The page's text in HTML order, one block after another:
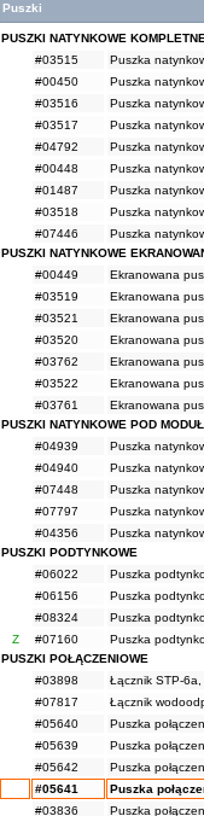
Puszki
PUSZKI NATYNKOWE
#03515
Puszka
#00450
Puszka
#03516
Puszka
#03517
Puszka
#04792
Puszka
#00448
Puszka
#01487
Puszka
#03518
Puszka
#07446
Puszka
PUSZKI NATYNKOWE
#00449
Ekranowana
#03519
Ekranowana
#03521
Ekranowana
#03520
Ekranowana
#03762
Ekranowana
#03522
Ekranowana
#03761
Ekranowana
PUSZKI NATYNKOWE POD
#04939
Puszka
#04940
Puszka
#07448
Puszka
#07797
Puszka
#04356
Puszka
PUSZKI PODTYNKOWE
#06022
Puszka
#06156
Puszka
#08324
Puszka
Z
#07160 Puszka
PUSZKI POŁĄCZENIOWE
#03898
Łącznik STP-
#07817
Łącznik
#05640
Puszka
#05639
Puszka
#05642
Puszka
#05641
Puszka
#03836
Puszka